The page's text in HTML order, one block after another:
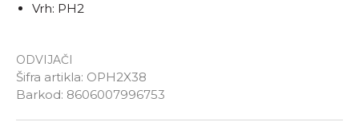
ODVIJAČI
Šifra artikla: OPH2X38
Barkod: 8606007996753
Vrh: PH2